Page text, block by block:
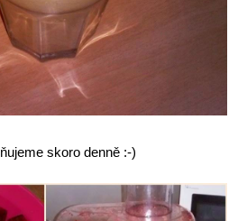
skoro denně :-)